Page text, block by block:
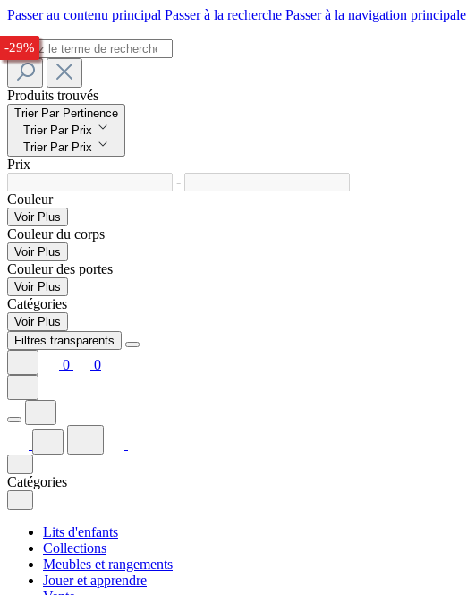
Passer au contenu principal Passer à la recherche Passer à la navigation principale
Produits trouvés
Trier Par Pertinence
Trier Par Prix
Trier Par Prix
Prix
-
Couleur
Voir Plus
Couleur du corps
Voir Plus
Couleur des portes
Voir Plus
Catégories
Voir Plus
Filtres transparents
0 0
Catégories
Lits d'enfants
Collections
Meubles et rangements
Jouer et apprendre
-29%
-28%
-30%
-27%
-29%